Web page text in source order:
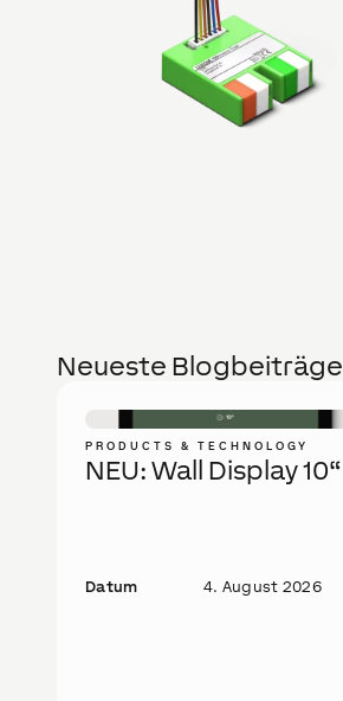
Neueste Blogbeiträge
PRODUCTS & TECHNOLOGY
NEU: Wall Display 10“
Datum 4. August 2026